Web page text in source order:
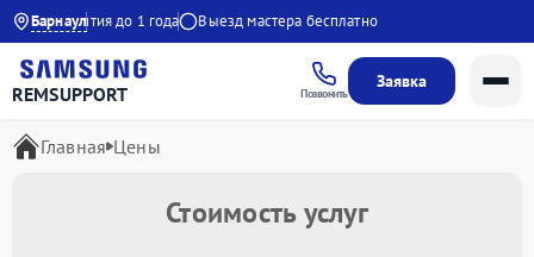
Барнаул
Гарантия до 1 года Выезд мастера бесплатно
REMSUPPORT Позвонить
Заявка
Главная Цены
Стоимость услуг